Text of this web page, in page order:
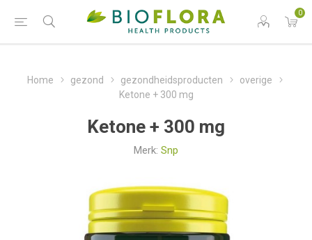
0
Home gezond gezondheidsproducten
overige
Ketone + 300 mg
Ketone + 300 mg
Merk: Snp